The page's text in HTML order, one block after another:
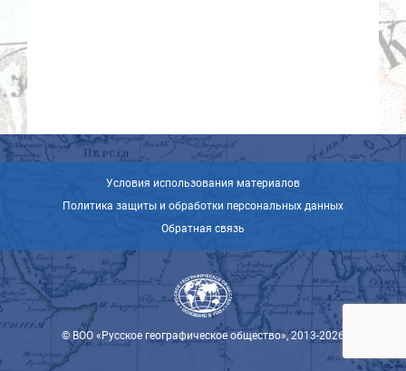
Условия использования материалов
Политика защиты и обработки персональных данных
Обратная связь
© ВОО «Русское географическое общество», 2013-2026